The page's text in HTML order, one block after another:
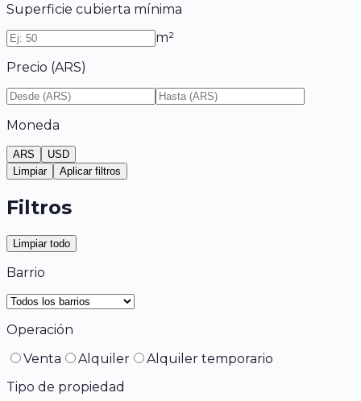
Superficie cubierta mínima
m²
Precio (ARS)
Moneda
ARS
USD
Limpiar
Aplicar filtros
Filtros
Limpiar todo
Barrio
Operación
Venta
Alquiler
Alquiler temporario
Tipo de propiedad